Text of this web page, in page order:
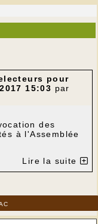
pour
15:03 par
des
à l'Assemblée
Lire la suite